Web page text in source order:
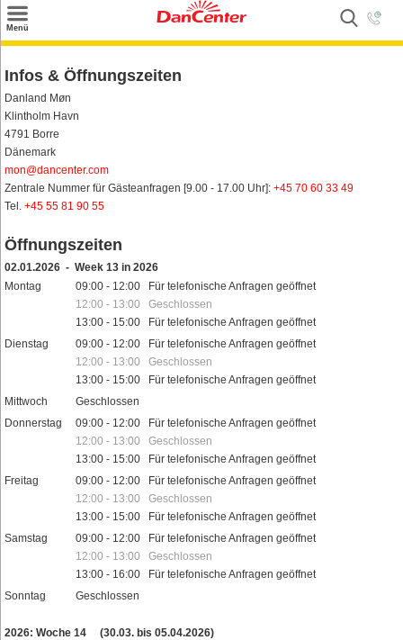
Menü
Weitere Urlaubsziele
Angebote
Inspiration
Gut zu wissen
Infos & Öffnungszeiten
Danland Møn
Klintholm Havn
4791 Borre
Dänemark
mon@dancenter.com
Zentrale Nummer für Gästeanfragen [9.00 - 17.00 Uhr]: +45 70 60 33 49
Tel. +45 55 81 90 55
Öffnungszeiten
02.01.2026 - Week 13 in 2026
Montag
09:00 - 12:00 Für telefonische Anfragen geöffnet
12:00 - 13:00 Geschlossen
13:00 - 15:00 Für telefonische Anfragen geöffnet
Dienstag
09:00 - 12:00 Für telefonische Anfragen geöffnet
12:00 - 13:00 Geschlossen
13:00 - 15:00 Für telefonische Anfragen geöffnet
Mittwoch
Geschlossen
Donnerstag
09:00 - 12:00 Für telefonische Anfragen geöffnet
12:00 - 13:00 Geschlossen
13:00 - 15:00 Für telefonische Anfragen geöffnet
Freitag
09:00 - 12:00 Für telefonische Anfragen geöffnet
12:00 - 13:00 Geschlossen
13:00 - 15:00 Für telefonische Anfragen geöffnet
Samstag
09:00 - 12:00 Für telefonische Anfragen geöffnet
12:00 - 13:00 Geschlossen
13:00 - 16:00 Für telefonische Anfragen geöffnet
Sonntag
Geschlossen
2026: Woche 14
(30.03. bis 05.04.2026)